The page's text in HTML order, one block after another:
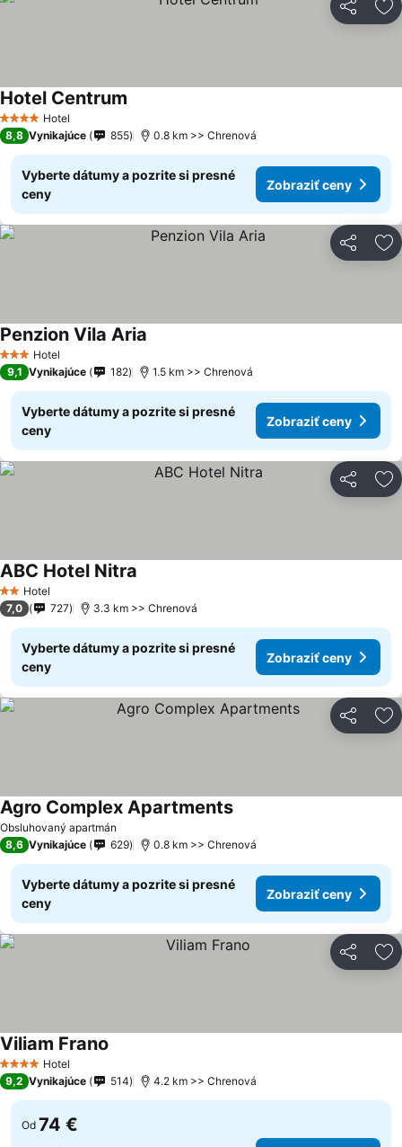
Zdieľať
4 Počet hviezdičiek
Hotel
Hotel Centrum
8,8 Vynikajúce 855 0.8 km >> Chrenová
Vyberte dátumy a pozrite si presné
ceny
Zobraziť ceny
Zdieľať
3 Počet hviezdičiek
Hotel
Penzion Vila Aria
9,1 Vynikajúce 182 1.5 km >> Chrenová
Vyberte dátumy a pozrite si presné
ceny
Zobraziť ceny
Zdieľať
2 Počet hviezdičiek
Hotel
ABC Hotel Nitra
7,0 727 3.3 km >> Chrenová
Vyberte dátumy a pozrite si presné
ceny
Zobraziť ceny
Zdieľať
Obsluhovaný apartmán
Agro Complex Apartments
8,6 Vynikajúce 629 0.8 km >> Chrenová
Vyberte dátumy a pozrite si presné
ceny
Zobraziť ceny
Zdieľať
4 Počet hviezdičiek
Hotel
Viliam Frano
9,2 Vynikajúce 514 4.2 km >> Chrenová
Od 74 €